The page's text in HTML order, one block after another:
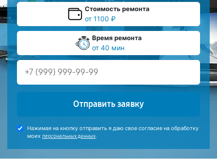
Стоимость ремонта
от 1100 ₽
Время ремонта
от 40 мин
Отправить заявку
Нажимая на кнопку отправить я даю свое согласие на обработку
моих персональных данных.